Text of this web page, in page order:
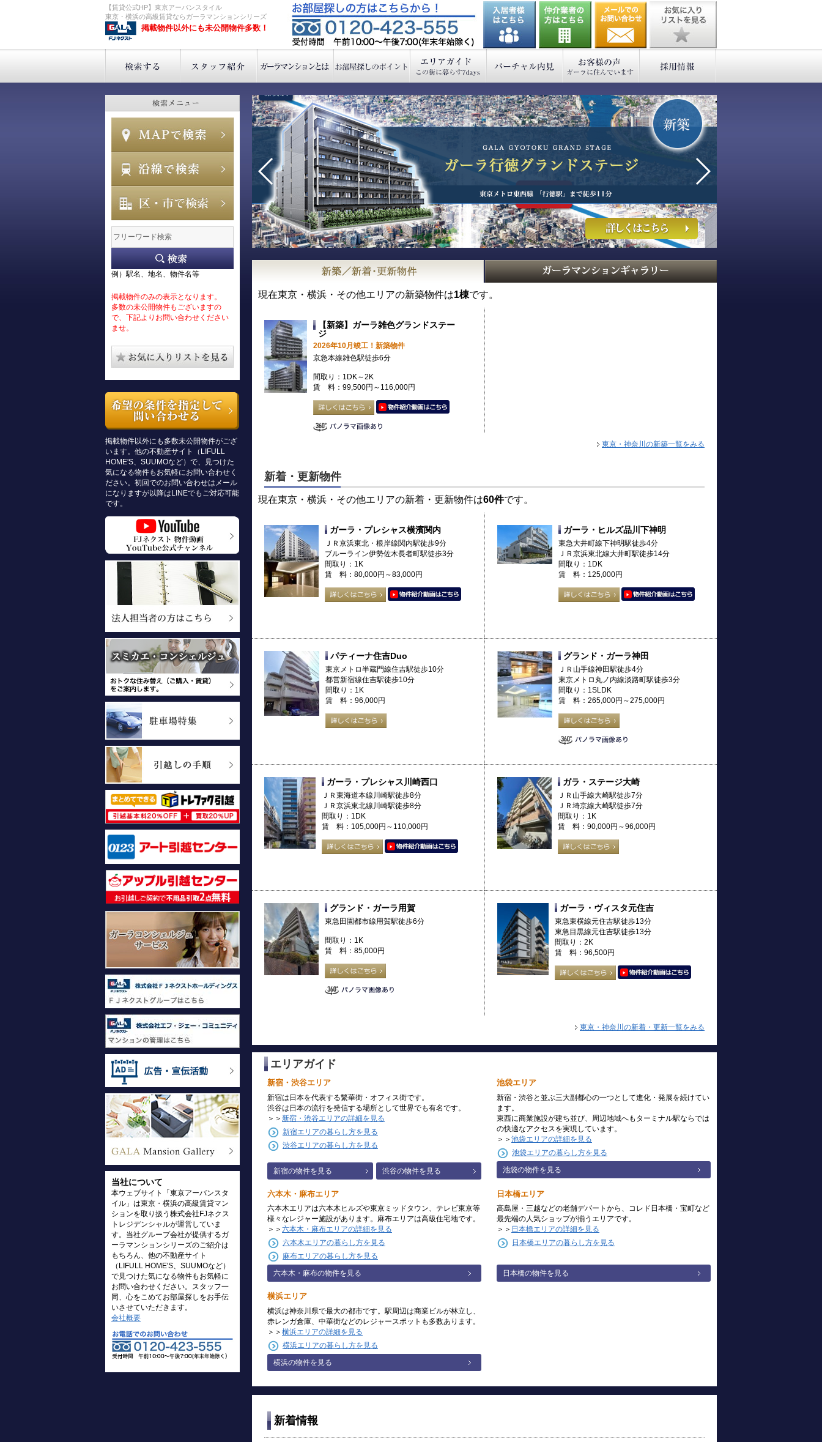
【賃貸公式HP】東京アーバンスタイル
東京・横浜の高級賃貸ならガーラマンションシリーズ
掲載物件以外にも未公開物件多数！
例）駅名、地名、物件名等
掲載物件のみの表示となります。
多数の未公開物件もございますの
で、下記よりお問い合わせください
ませ。
掲載物件以外にも多数未公開物件がござ
います。他の不動産サイト（LIFULL
HOME'S、SUUMOなど）で、見つけた
気になる物件もお気軽にお問い合わせく
ださい。初回でのお問い合わせはメール
になりますが以降はLINEでもご対応可能
です。
当社について
本ウェブサイト「東京アーバンスタ
イル」は東京・横浜の高級賃貸マン
ションを取り扱う株式会社FJネクス
トレジデンシャルが運営していま
す。当社グループ会社が提供するガ
ーラマンションシリーズのご紹介は
もちろん、他の不動産サイト
（LIFULL HOME'S、SUUMOなど）
で見つけた気になる物件もお気軽に
お問い合わせください。スタッフ一
同、心をこめてお部屋探しをお手伝
いさせていただきます。
会社概要
現在東京・横浜・その他エリアの新築物件は1棟です。
【新築】ガーラ雑色グランドステー
ジ
2026年10月竣工！新築物件
京急本線雑色駅徒歩6分
間取り：1DK～2K
賃 料：99,500円～116,000円
東京・神奈川の新築一覧をみる
新着・更新物件
現在東京・横浜・その他エリアの新着・更新物件は60件です。
ガーラ・プレシャス横濱関内
ＪＲ京浜東北・根岸線関内駅徒歩9分
ブルーライン伊勢佐木長者町駅徒歩3分
間取り：1K
賃 料：80,000円～83,000円
ガーラ・ヒルズ品川下神明
東急大井町線下神明駅徒歩4分
ＪＲ京浜東北線大井町駅徒歩14分
間取り：1DK
賃 料：125,000円
パティーナ住吉Duo
東京メトロ半蔵門線住吉駅徒歩10分
都営新宿線住吉駅徒歩10分
間取り：1K
賃 料：96,000円
グランド・ガーラ神田
ＪＲ山手線神田駅徒歩4分
東京メトロ丸ノ内線淡路町駅徒歩3分
間取り：1SLDK
賃 料：265,000円～275,000円
ガーラ・プレシャス川崎西口
ＪＲ東海道本線川崎駅徒歩8分
ＪＲ京浜東北線川崎駅徒歩8分
間取り：1DK
賃 料：105,000円～110,000円
ガラ・ステージ大崎
ＪＲ山手線大崎駅徒歩7分
ＪＲ埼京線大崎駅徒歩7分
間取り：1K
賃 料：90,000円～96,000円
グランド・ガーラ用賀
東急田園都市線用賀駅徒歩6分
間取り：1K
賃 料：85,000円
ガーラ・ヴィスタ元住吉
東急東横線元住吉駅徒歩13分
東急目黒線元住吉駅徒歩13分
間取り：2K
賃 料：96,500円
東京・神奈川の新着・更新一覧をみる
エリアガイド
新宿・渋谷エリア
新宿は日本を代表する繁華街・オフィス街です。
渋谷は日本の流行を発信する場所として世界でも有名です。
＞＞ 新宿・渋谷エリアの詳細を見る
新宿エリアの暮らし方を見る
渋谷エリアの暮らし方を見る
新宿の物件を見る 渋谷の物件を見る
池袋エリア
新宿・渋谷と並ぶ三大副都心の一つとして進化・発展を続けてい
ます。
東西に商業施設が建ち並び、周辺地域へもターミナル駅ならでは
の快適なアクセスを実現しています。
＞＞ 池袋エリアの詳細を見る
池袋エリアの暮らし方を見る
池袋の物件を見る
六本木・麻布エリア
六本木エリアは六本木ヒルズや東京ミッドタウン、テレビ東京等
様々なレジャー施設があります。麻布エリアは高級住宅地です。
＞＞ 六本木・麻布エリアの詳細を見る
六本木エリアの暮らし方を見る
麻布エリアの暮らし方を見る
六本木・麻布の物件を見る
日本橋エリア
高島屋・三越などの老舗デパートから、コレド日本橋・宝町など
最先端の人気ショップが揃うエリアです。
＞＞ 日本橋エリアの詳細を見る
日本橋エリアの暮らし方を見る
日本橋の物件を見る
横浜エリア
横浜は神奈川県で最大の都市です。駅周辺は商業ビルが林立し、
赤レンガ倉庫、中華街などのレジャースポットも多数あります。
＞＞ 横浜エリアの詳細を見る
横浜エリアの暮らし方を見る
横浜の物件を見る
新着情報